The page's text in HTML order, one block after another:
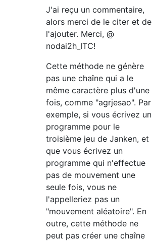
J'ai reçu un commentaire,
alors merci de le citer et de
l'ajouter. Merci, @
nodai2h_ITC!
Cette méthode ne génère
pas une chaîne qui a le
même caractère plus d'une
fois, comme "agrjesao". Par
exemple, si vous écrivez un
programme pour le
troisième jeu de Janken, et
que vous écrivez un
programme qui n'effectue
pas de mouvement une
seule fois, vous ne
l'appelleriez pas un
"mouvement aléatoire". En
outre, cette méthode ne
peut pas créer une chaîne